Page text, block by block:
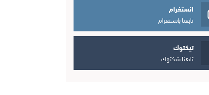
انستغرام
تابعنا بانستغرام
تيكتوك
تابعنا بتيكتوك